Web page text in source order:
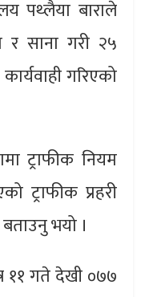
पथ्लैया बाराले
र साना गरी २५
गरिएको
ट्राफीक नियम
ट्राफीक प्रहरी
भयो ।
गते देखी ०७७